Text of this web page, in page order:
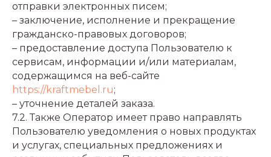
отправки электронных писем;
– заключение, исполнение и прекращение
гражданско-правовых договоров;
– предоставление доступа Пользователю к
сервисам, информации и/или материалам,
содержащимся на веб-сайте
https://kraftmebel.ru;
– уточнение деталей заказа.
7.2. Также Оператор имеет право направлять
Пользователю уведомления о новых продуктах
и услугах, специальных предложениях и